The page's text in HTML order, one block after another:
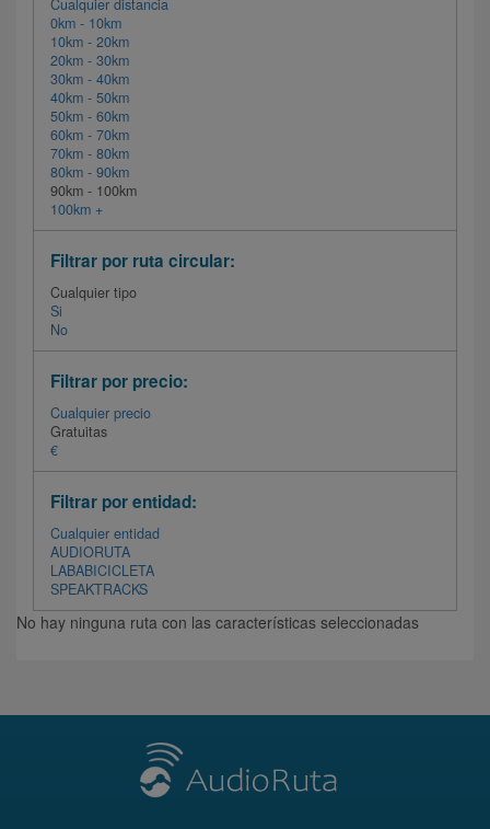
Cualquier distancia
0km - 10km
10km - 20km
20km - 30km
30km - 40km
40km - 50km
50km - 60km
60km - 70km
70km - 80km
80km - 90km
90km - 100km
100km +
Filtrar por ruta circular:
Cualquier tipo
Si
No
Filtrar por precio:
Cualquier precio
Gratuitas
€
Filtrar por entidad:
Cualquier entidad
AUDIORUTA
LABABICICLETA
SPEAKTRACKS
No hay ninguna ruta con las características seleccionadas